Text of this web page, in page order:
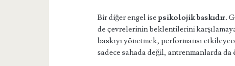
Bir diğer engel isepsikolojik baskıdır.
de çevrelerinin beklentilerini
baskıyı yönetmek, performansı
sadece sahada değil, antrenmanlarda